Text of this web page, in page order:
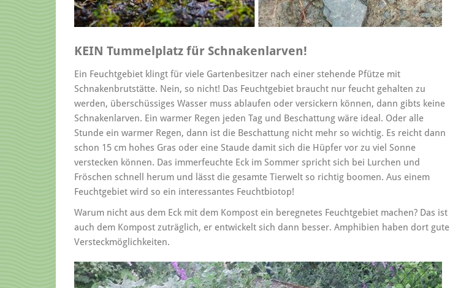
KEIN Tummelplatz für Schnakenlarven!
Ein Feuchtgebiet klingt für viele Gartenbesitzer nach einer stehende Pfütze mit
Schnakenbrutstätte. Nein, so nicht! Das Feuchtgebiet braucht nur feucht gehalten zu
werden, überschüssiges Wasser muss ablaufen oder versickern können, dann gibts keine
Schnakenlarven. Ein warmer Regen jeden Tag und Beschattung wäre ideal. Oder alle
Stunde ein warmer Regen, dann ist die Beschattung nicht mehr so wichtig. Es reicht dann
schon 15 cm hohes Gras oder eine Staude damit sich die Hüpfer vor zu viel Sonne
verstecken können. Das immerfeuchte Eck im Sommer spricht sich bei Lurchen und
Fröschen schnell herum und lässt die gesamte Tierwelt so richtig boomen. Aus einem
Feuchtgebiet wird so ein interessantes Feuchtbiotop!
Warum nicht aus dem Eck mit dem Kompost ein beregnetes Feuchtgebiet machen? Das ist
auch dem Kompost zuträglich, er entwickelt sich dann besser. Amphibien haben dort gute
Versteckmöglichkeiten.